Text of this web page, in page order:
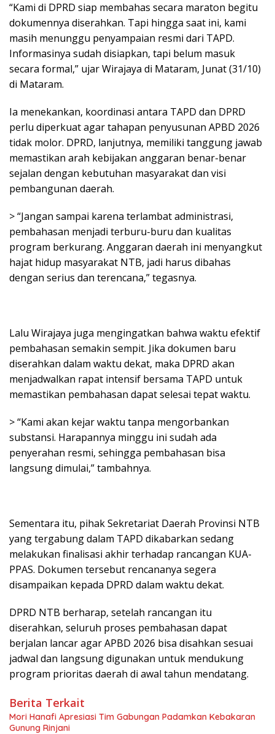
“Kami di DPRD siap membahas secara maraton begitu
dokumennya diserahkan. Tapi hingga saat ini, kami
masih menunggu penyampaian resmi dari TAPD.
Informasinya sudah disiapkan, tapi belum masuk
secara formal,” ujar Wirajaya di Mataram, Junat (31/10)
di Mataram.
Ia menekankan, koordinasi antara TAPD dan DPRD
perlu diperkuat agar tahapan penyusunan APBD 2026
tidak molor. DPRD, lanjutnya, memiliki tanggung jawab
memastikan arah kebijakan anggaran benar-benar
sejalan dengan kebutuhan masyarakat dan visi
pembangunan daerah.
> “Jangan sampai karena terlambat administrasi,
pembahasan menjadi terburu-buru dan kualitas
program berkurang. Anggaran daerah ini menyangkut
hajat hidup masyarakat NTB, jadi harus dibahas
dengan serius dan terencana,” tegasnya.
Lalu Wirajaya juga mengingatkan bahwa waktu efektif
pembahasan semakin sempit. Jika dokumen baru
diserahkan dalam waktu dekat, maka DPRD akan
menjadwalkan rapat intensif bersama TAPD untuk
memastikan pembahasan dapat selesai tepat waktu.
> “Kami akan kejar waktu tanpa mengorbankan
substansi. Harapannya minggu ini sudah ada
penyerahan resmi, sehingga pembahasan bisa
langsung dimulai,” tambahnya.
Sementara itu, pihak Sekretariat Daerah Provinsi NTB
yang tergabung dalam TAPD dikabarkan sedang
melakukan finalisasi akhir terhadap rancangan KUA-
PPAS. Dokumen tersebut rencananya segera
disampaikan kepada DPRD dalam waktu dekat.
DPRD NTB berharap, setelah rancangan itu
diserahkan, seluruh proses pembahasan dapat
berjalan lancar agar APBD 2026 bisa disahkan sesuai
jadwal dan langsung digunakan untuk mendukung
program prioritas daerah di awal tahun mendatang.
Berita Terkait
Mori Hanafi Apresiasi Tim Gabungan Padamkan Kebakaran
Gunung Rinjani